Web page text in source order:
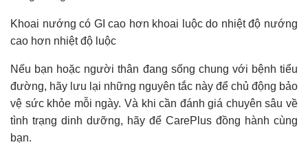
Khoai nướng có GI cao hơn khoai luộc do nhiệt độ nướng
cao hơn nhiệt độ luộc
Nếu bạn hoặc người thân đang sống chung với bệnh tiểu
đường, hãy lưu lại những nguyên tắc này để chủ động bảo
vệ sức khỏe mỗi ngày. Và khi cần đánh giá chuyên sâu về
tình trạng dinh dưỡng, hãy để CarePlus đồng hành cùng
bạn.